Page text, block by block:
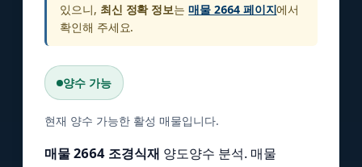
있으니, 최신 정확 정보는매물 2664 페이지에서
확인해 주세요.
양수 가능
현재 양수 가능한 활성 매물입니다.
매물 2664 조경식재 양도양수 분석. 매물